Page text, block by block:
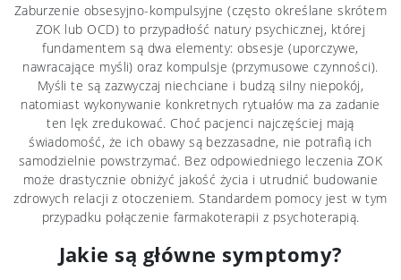
Zaburzenie obsesyjno-kompulsyjne (często określane skrótem
ZOK lub OCD) to przypadłość natury psychicznej, której
fundamentem są dwa elementy: obsesje (uporczywe,
nawracające myśli) oraz kompulsje (przymusowe czynności).
Myśli te są zazwyczaj niechciane i budzą silny niepokój,
natomiast wykonywanie konkretnych rytuałów ma za zadanie
ten lęk zredukować. Choć pacjenci najczęściej mają
świadomość, że ich obawy są bezzasadne, nie potrafią ich
samodzielnie powstrzymać. Bez odpowiedniego leczenia ZOK
może drastycznie obniżyć jakość życia i utrudnić budowanie
zdrowych relacji z otoczeniem. Standardem pomocy jest w tym
przypadku połączenie farmakoterapii z psychoterapią.
Jakie są główne symptomy?